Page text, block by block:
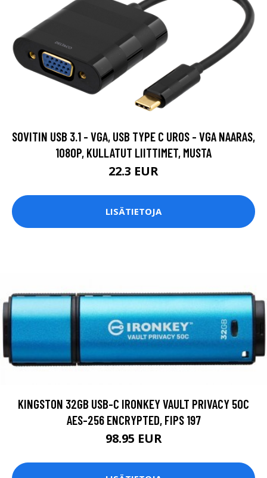
SOVITIN USB 3.1 - VGA, USB TYPE C UROS - VGA NAARAS,
1080P, KULLATUT LIITTIMET, MUSTA
22.3 EUR
LISÄTIETOJA
KINGSTON 32GB USB-C IRONKEY VAULT PRIVACY 50C
AES-256 ENCRYPTED, FIPS 197
98.95 EUR